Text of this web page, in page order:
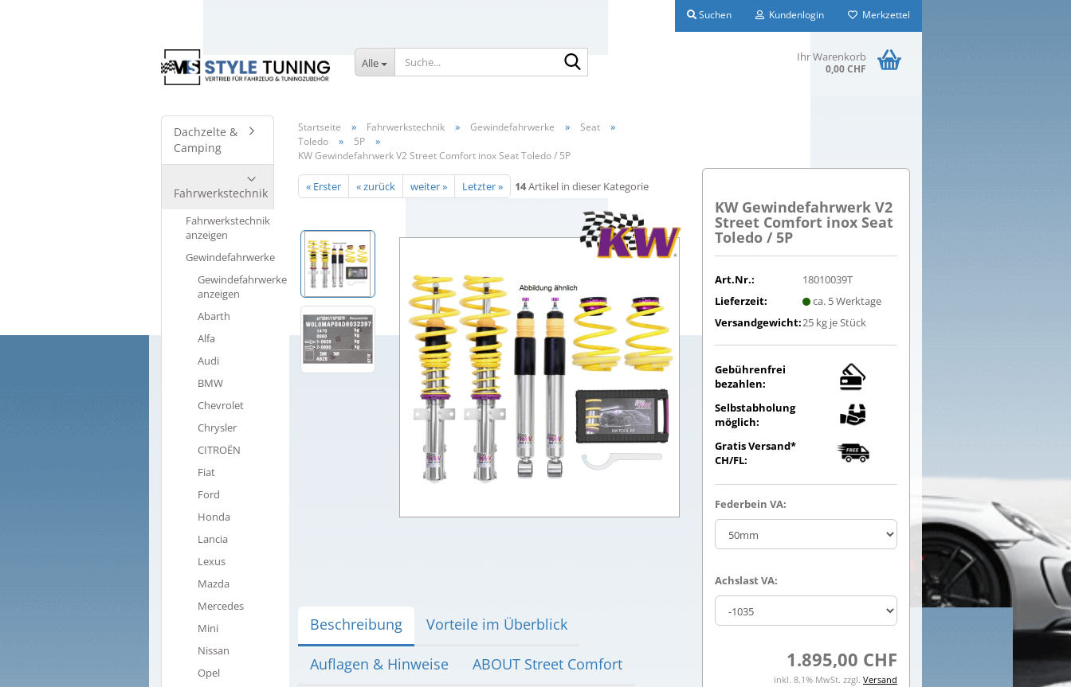
Suchen Kundenlogin Merkzettel
Alle Ihr Warenkorb
0,00 CHF
Startseite » Fahrwerkstechnik » Gewindefahrwerke » Seat »
Toledo » 5P »
KW Gewindefahrwerk V2 Street Comfort inox Seat Toledo / 5P
« Erster « zurück weiter » Letzter » 14Artikel in dieser Kategorie
KW Gewindefahrwerk V2
Street Comfort inox Seat
Toledo / 5P
Art.Nr.:
18010039T
Lieferzeit:
ca. 5 Werktage
Versandgewicht:25 kg je Stück
Gebührenfrei
bezahlen:
Selbstabholung
möglich:
Gratis Versand*
CH/FL:
Federbein VA:
Achslast VA:
1.895,00 CHF
inkl. 8.1% MwSt. zzgl. Versand
Beschreibung Vorteile im Überblick
Auflagen & Hinweise ABOUT Street Comfort
Dachzelte &
Camping
Fahrwerkstechnik
Fahrwerkstechnik
anzeigen
Gewindefahrwerke
Gewindefahrwerke
anzeigen
Abarth
Alfa
Audi
BMW
Chevrolet
Chrysler
CITROËN
Fiat
Ford
Honda
Lancia
Lexus
Mazda
Mercedes
Mini
Nissan
Opel